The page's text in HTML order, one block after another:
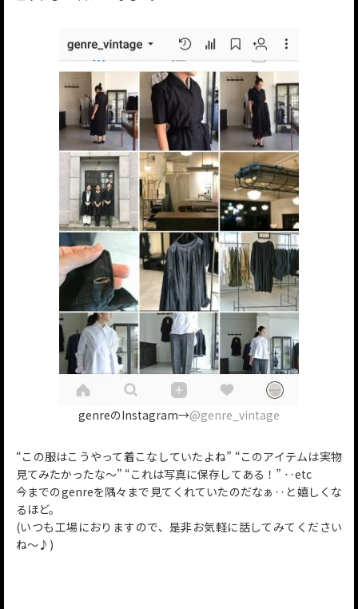
genreのInstagram→@genre_vintage
“この服はこうやって着こなしていたよね” “このアイテムは実物
見てみたかったな〜” “これは写真に保存してある！” ‥etc
今までのgenreを隅々まで見てくれていたのだなぁ‥と嬉しくな
るほど。
(いつも工場におりますので、是非お気軽に話してみてください
ね〜♪)